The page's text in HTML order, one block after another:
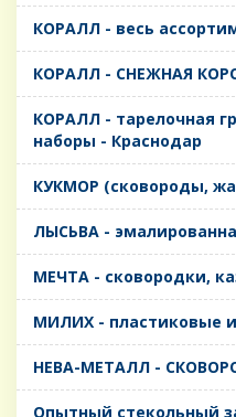
КОРАЛЛ - весь
КОРАЛЛ - СНЕЖНАЯ
КОРАЛЛ - тарелочная
наборы - Краснодар
КУКМОР (сковороды,
ЛЫСЬВА -
МЕЧТА - сковородки,
МИЛИХ - пластиковые
НЕВА-МЕТАЛЛ -
Опытный стекольный